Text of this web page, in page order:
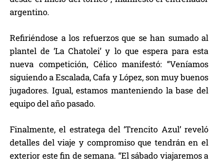
argentino.
Refiriéndose a los refuerzos que se han sumado al
plantel de ‘La Chatolei’ y lo que espera para esta
nueva competición, Célico manifestó: “Veníamos
siguiendo a Escalada, Cafa y López, son muy buenos
jugadores. Igual, estamos manteniendo la base del
equipo del año pasado.
Finalmente, el estratega del ‘Trencito Azul’ reveló
detalles del viaje y compromiso que tendrán en el
exterior este fin de semana. “El sábado viajaremos a